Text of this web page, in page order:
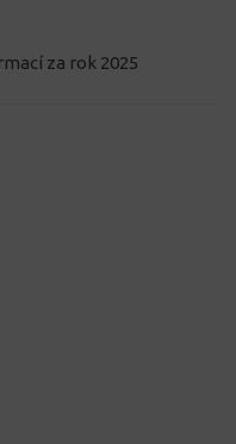
za rok 2025